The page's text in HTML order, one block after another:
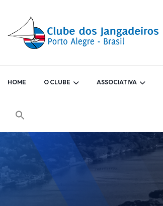
HOME O CLUBE ASSOCIATIVA